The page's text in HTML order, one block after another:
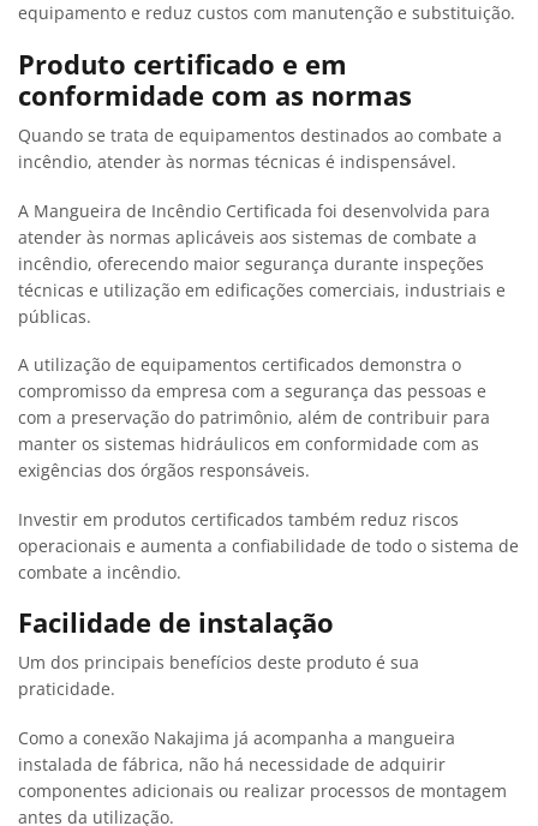
equipamento e reduz custos com manutenção e substituição.
Produto certificado e em
conformidade com as normas
Quando se trata de equipamentos destinados ao combate a
incêndio, atender às normas técnicas é indispensável.
A Mangueira de Incêndio Certificada foi desenvolvida para
atender às normas aplicáveis aos sistemas de combate a
incêndio, oferecendo maior segurança durante inspeções
técnicas e utilização em edificações comerciais, industriais e
públicas.
A utilização de equipamentos certificados demonstra o
compromisso da empresa com a segurança das pessoas e
com a preservação do patrimônio, além de contribuir para
manter os sistemas hidráulicos em conformidade com as
exigências dos órgãos responsáveis.
Investir em produtos certificados também reduz riscos
operacionais e aumenta a confiabilidade de todo o sistema de
combate a incêndio.
Facilidade de instalação
Um dos principais benefícios deste produto é sua
praticidade.
Como a conexão Nakajima já acompanha a mangueira
instalada de fábrica, não há necessidade de adquirir
componentes adicionais ou realizar processos de montagem
antes da utilização.